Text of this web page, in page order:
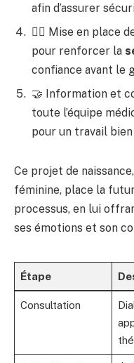
afin d’assurer
🧘‍♀️ Mise en place
pour renforcer la
confiance avant le
🤝 Information et
toute l’équipe
pour un travail
Ce projet de
féminine, place la
processus, en lui
ses émotions et son
Étape
Consultation